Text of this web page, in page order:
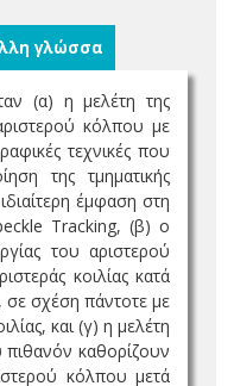
γλώσσα
(α) η μελέτη της
κόλπου με
τεχνικές που
της τμηματικής
έμφαση στη
Tracking, (β) ο
του αριστερού
κοιλίας κατά
σχέση πάντοτε με
και (γ) η μελέτη
καθορίζουν
κόλπου μετά